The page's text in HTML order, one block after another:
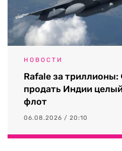
НОВОСТИ
Rafale за
продать Индии
флот
06.08.2026 / 20:10